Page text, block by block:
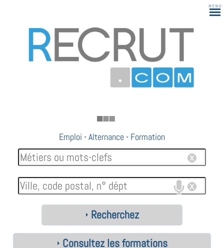
183
Emploi -Alternance - Formation
Recherchez
Consultez les formations